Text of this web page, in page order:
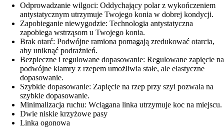
Odprowadzanie wilgoci: Oddychający polar z wykończeniem
antystatycznym utrzymuje Twojego konia w dobrej kondycji.
Zapobieganie niewygodzie: Technologia antystatyczna
zapobiega wstrząsom u Twojego konia.
Brak otarć: Podwójne ramiona pomagają zredukować otarcia,
aby uniknąć podrażnień.
Bezpieczne i regulowane dopasowanie: Regulowane zapięcie na
podwójne klamry z rzepem umożliwia stałe, ale elastyczne
dopasowanie.
Szybkie dopasowanie: Zapięcie na rzep przy szyi pozwala na
szybkie dopasowanie.
Minimalizacja ruchu: Wciągana linka utrzymuje koc na miejscu.
Dwie niskie krzyżowe pasy
Linka ogonowa